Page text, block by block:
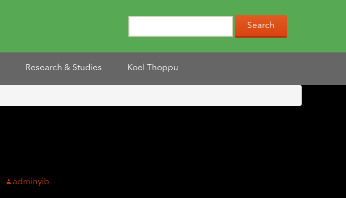
Research & Studies Koel Thoppu
adminyib